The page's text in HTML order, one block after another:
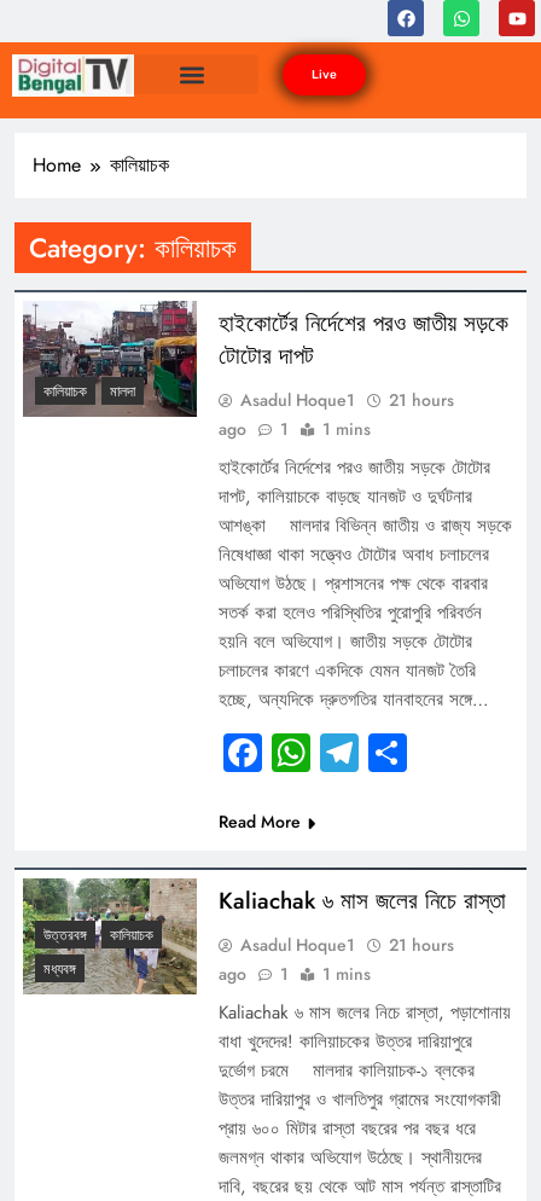
Live
Home কালিয়াচক
Category: কালিয়াচক
কালিয়াচক মালদা
হাইকোর্টের নির্দেশের পরও জাতীয় সড়কে
টোটোর দাপট
Asadul Hoque1
21 hours
ago
1 1 mins
হাইকোর্টের নির্দেশের পরও জাতীয় সড়কে টোটোর
দাপট, কালিয়াচকে বাড়ছে যানজট ও দুর্ঘটনার
আশঙ্কা মালদার বিভিন্ন জাতীয় ও রাজ্য সড়কে
নিষেধাজ্ঞা থাকা সত্ত্বেও টোটোর অবাধ চলাচলের
অভিযোগ উঠছে। প্রশাসনের পক্ষ থেকে বারবার
সতর্ক করা হলেও পরিস্থিতির পুরোপুরি পরিবর্তন
হয়নি বলে অভিযোগ। জাতীয় সড়কে টোটোর
চলাচলের কারণে একদিকে যেমন যানজট তৈরি
হচ্ছে, অন্যদিকে দ্রুতগতির যানবাহনের সঙ্গে…
Facebook
WhatsApp
Telegram
Share
Read More
উত্তরবঙ্গ
কালিয়াচক
মধ্যবঙ্গ
Kaliachak ৬ মাস জলের নিচে রাস্তা
Asadul Hoque1
21 hours
ago
1 1 mins
Kaliachak ৬ মাস জলের নিচে রাস্তা, পড়াশোনায়
বাধা খুদেদের! কালিয়াচকের উত্তর দারিয়াপুরে
দুর্ভোগ চরমে মালদার কালিয়াচক-১ ব্লকের
উত্তর দারিয়াপুর ও খালতিপুর গ্রামের সংযোগকারী
প্রায় ৬০০ মিটার রাস্তা বছরের পর বছর ধরে
জলমগ্ন থাকার অভিযোগ উঠেছে। স্থানীয়দের
দাবি, বছরের ছয় থেকে আট মাস পর্যন্ত রাস্তাটির